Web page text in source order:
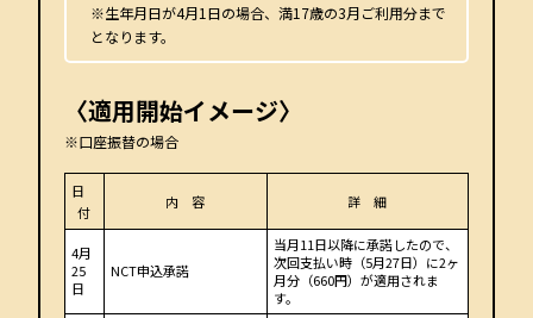
※生年月日が4月1日の場合、満17歳の3月ご利用分まで
となります。
〈適用開始イメージ〉
※口座振替の場合
日
付
内 容 詳 細
4月
25
日
NCT申込承諾
当月11日以降に承諾したので、
次回支払い時（5月27日）に2ヶ
月分（660円）が適用されま
す。